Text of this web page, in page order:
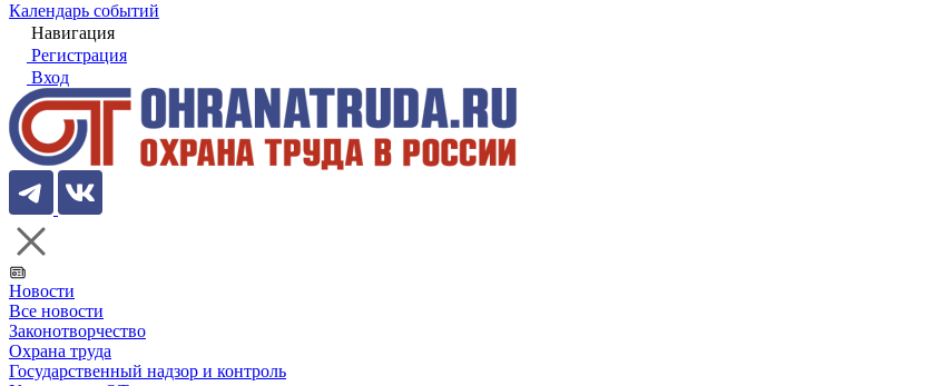
Календарь событий
Навигация
Регистрация
Вход
Новости
Все новости
Законотворчество
Охрана труда
Государственный надзор и контроль